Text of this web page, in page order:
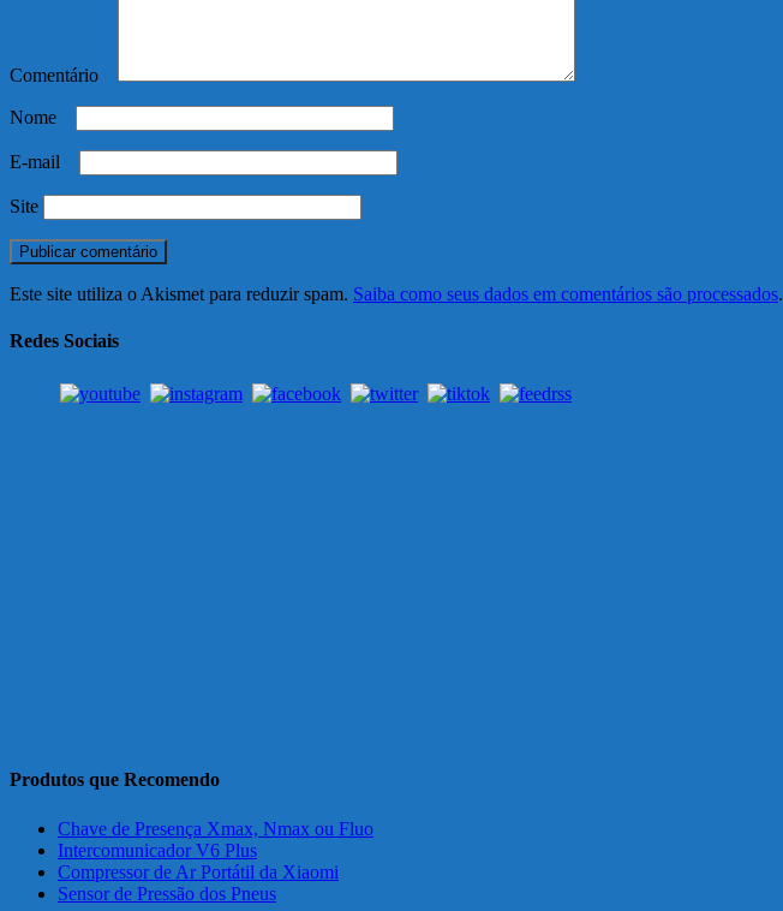
Comentário
Nome
E-mail
Site
Este site utiliza o Akismet para reduzir spam. Saiba como seus dados em comentários são processados.
Redes Sociais
Produtos que Recomendo
Chave de Presença Xmax, Nmax ou Fluo
Intercomunicador V6 Plus
Compressor de Ar Portátil da Xiaomi
Sensor de Pressão dos Pneus